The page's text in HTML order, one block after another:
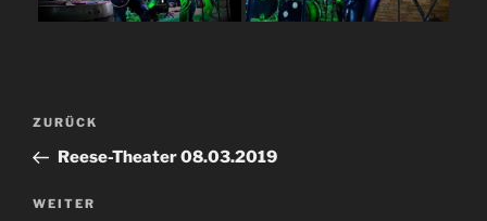
Beitragsnavigation
Vorheriger
Beitrag
ZURÜCK
Reese-Theater 08.03.2019
Nächster
WEITER